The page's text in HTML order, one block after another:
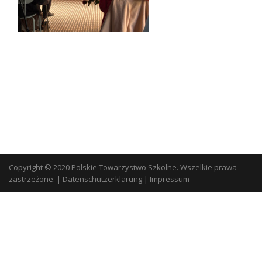
Copyright © 2020 Polskie Towarzystwo Szkolne. Wszelkie prawa
zastrzeżone. | Datenschutzerklärung | Impressum